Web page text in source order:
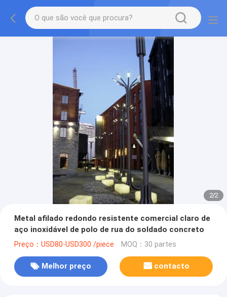
2/2
Metal afilado redondo resistente comercial claro de
aço inoxidável de polo de rua do soldado concreto
Preço：USD80-USD300 /piece MOQ：30 partes
Melhor preço contacto